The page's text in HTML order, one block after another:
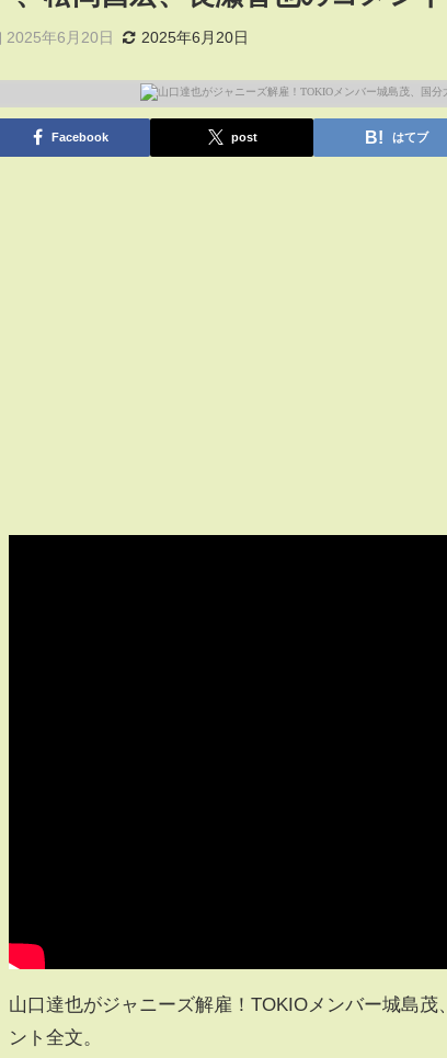
2025年6月20日 2025年6月20日
Facebook post はてブ
山口達也がジャニーズ解雇！TOKIOメンバー城島
ント全文。